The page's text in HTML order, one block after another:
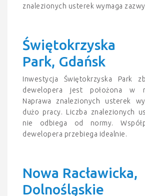
znalezionych usterek wymaga
Świętokrzyska
Park, Gdańsk
Inwestycja Świętokrzyska Park
dewelopera jest położona w
Naprawa znalezionych usterek
dużo pracy. Liczba znalezionych
nie odbiega od normy.
dewelopera przebiega idealnie.
Nowa Racławicka,
Dolnośląskie